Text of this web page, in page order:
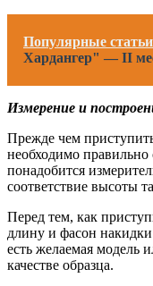
Популярные статьи
Хардангер" — II
Измерение и
Прежде чем
необходимо правильно
понадобится
соответствие высоты
Перед тем, как
длину и фасон
есть желаемая модель
качестве образца.